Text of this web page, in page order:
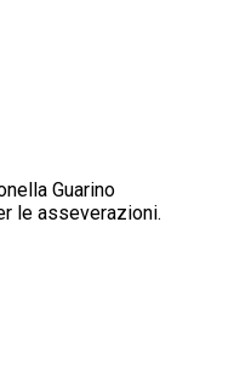
Guarino
le asseverazioni.